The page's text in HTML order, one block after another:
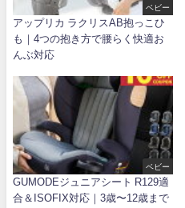
ベビー
アップリカ ラクリスAB抱っこひ
も｜4つの抱き方で腰らく快適お
んぶ対応
ベビー
GUMODEジュニアシート R129適
合＆ISOFIX対応｜3歳〜12歳まで